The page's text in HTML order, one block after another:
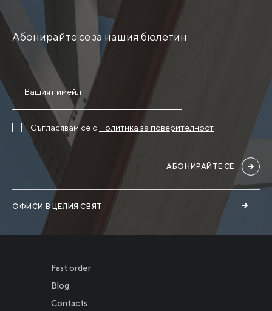
Абонирайте се за нашия бюлетин
ОФИСИ В ЦЕЛИЯ СВЯТ
Съгласявам се с Политика за поверителност
АБОНИРАЙТЕ СЕ
Fast order
Blog
Contacts